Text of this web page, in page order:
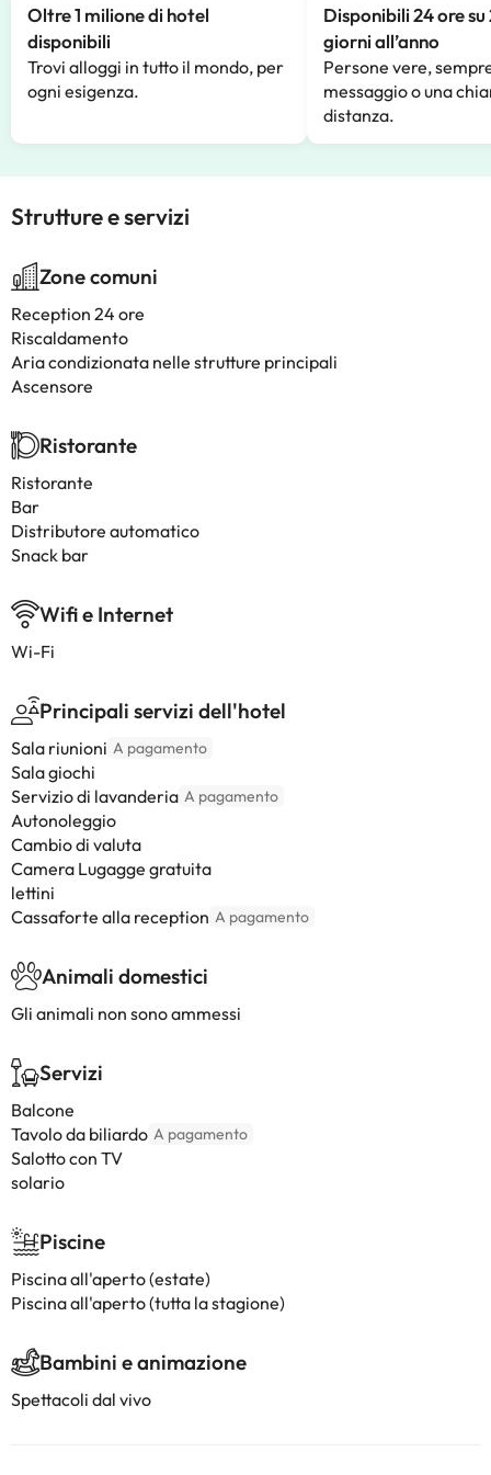
Oltre 1 milione di hotel
disponibili
Trovi alloggi in tutto il mondo, per
ogni esigenza.
Disponibili 24 ore su
giorni all’anno
Persone vere,
messaggio o una
distanza.
Strutture e servizi
Zone comuni
Reception 24 ore
Riscaldamento
Aria condizionata nelle strutture principali
Ascensore
Ristorante
Ristorante
Bar
Distributore automatico
Snack bar
Wifi e Internet
Wi-Fi
Principali servizi dell'hotel
Sala riunioni A pagamento
Sala giochi
Servizio di lavanderia A pagamento
Autonoleggio
Cambio di valuta
Camera Lugagge gratuita
lettini
Cassaforte alla reception A pagamento
Animali domestici
Gli animali non sono ammessi
Servizi
Balcone
Tavolo da biliardo A pagamento
Salotto con TV
solario
Piscine
Piscina all'aperto (estate)
Piscina all'aperto (tutta la stagione)
Bambini e animazione
Spettacoli dal vivo